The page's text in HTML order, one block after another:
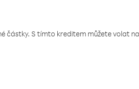
S tímto kreditem můžete volat